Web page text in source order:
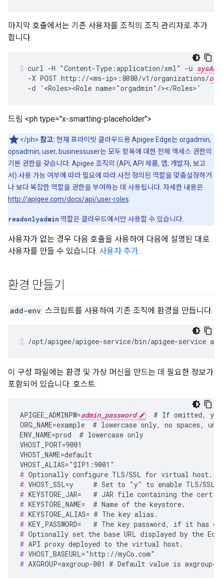
마지막 호출에서는 기존 사용자를 조직의 조직 관리자로 추가
합니다.
curl -H "Content-Type:application/xml" -u
  -X POST http://<ms-ip>:8080/v1/organizations/
  -d '<Roles><Role name="orgadmin"/></Roles>'
드림 <ph type="x-smartling-placeholder">
</ph> 참고: 현재 프라이빗 클라우드용 Apigee Edge는 orgadmin,
opsadmin, user, businessuser는 모두 항목에 대한 전체 액세스 권한의
기본 권한을 갖습니다. Apigee 조직의 (API, API 제품, 앱, 개발자, 보고
서) 사용 가능 여부에 따라 필요에 따라 사전 정의된 역할을 맞춤설정하거
나 보다 복잡한 역할을 권한을 부여하는 데 사용됩니다. 자세한 내용은
http://apigee.com/docs/api/user-roles
readonlyadmin 역할은 클라우드에서만 사용할 수 있습니다.
사용자가 없는 경우 다음 호출을 사용하여 다음에 설명된 대로
사용자를 만들 수 있습니다. 사용자 추가.
환경 만들기
add-env 스크립트를 사용하여 기존 조직에 환경을 만듭니다.
/opt/apigee/apigee-service/bin/apigee-service
이 구성 파일에는 환경 및 가상 머신을 만드는 데 필요한 정보가
포함되어 있습니다. 호스트:
APIGEE_ADMINPW=admin_password
# If omitted,
ORG_NAME=example  # lowercase only, no spaces,
ENV_NAME=prod  # lowercase only
VHOST_PORT=9001
VHOST_NAME=default
#
#
#
#
#
#
#
#
#
# AXGROUP=axgroup-001 # Default value is axgroup-